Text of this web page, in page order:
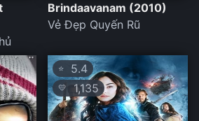
Brindaavanam (2010)
Vẻ Đẹp Quyến Rũ
⭐ 5.4
💛 1,135